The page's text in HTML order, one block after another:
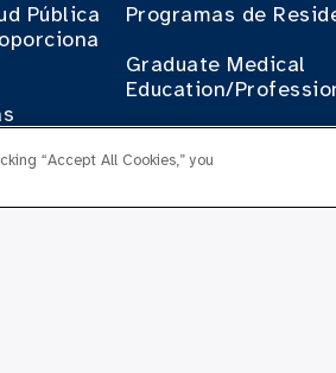
Pública
Cook
Programas de
Graduate Medical
Education/
Contáctenos
“Accept All Cookies,” you